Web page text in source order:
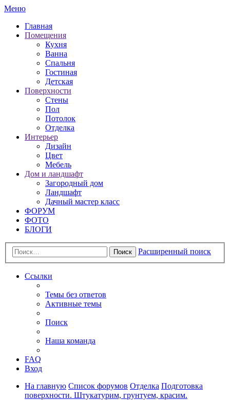
Меню
Главная
Помещения
Кухня
Ванна
Спальня
Гостиная
Детская
Поверхности
Стены
Пол
Потолок
Отделка
Интерьер
Дизайн
Цвет
Мебель
Дом и ландшафт
Загородный дом
Ландшафт
Дачный мастер класс
ФОРУМ
ФОТО
БЛОГИ
Поиск Расширенный поиск
Ссылки
Темы без ответов
Активные темы
Поиск
Наша команда
FAQ
Вход
На главную Список форумов Отделка Подготовка
поверхности. Штукатурим, грунтуем, красим.